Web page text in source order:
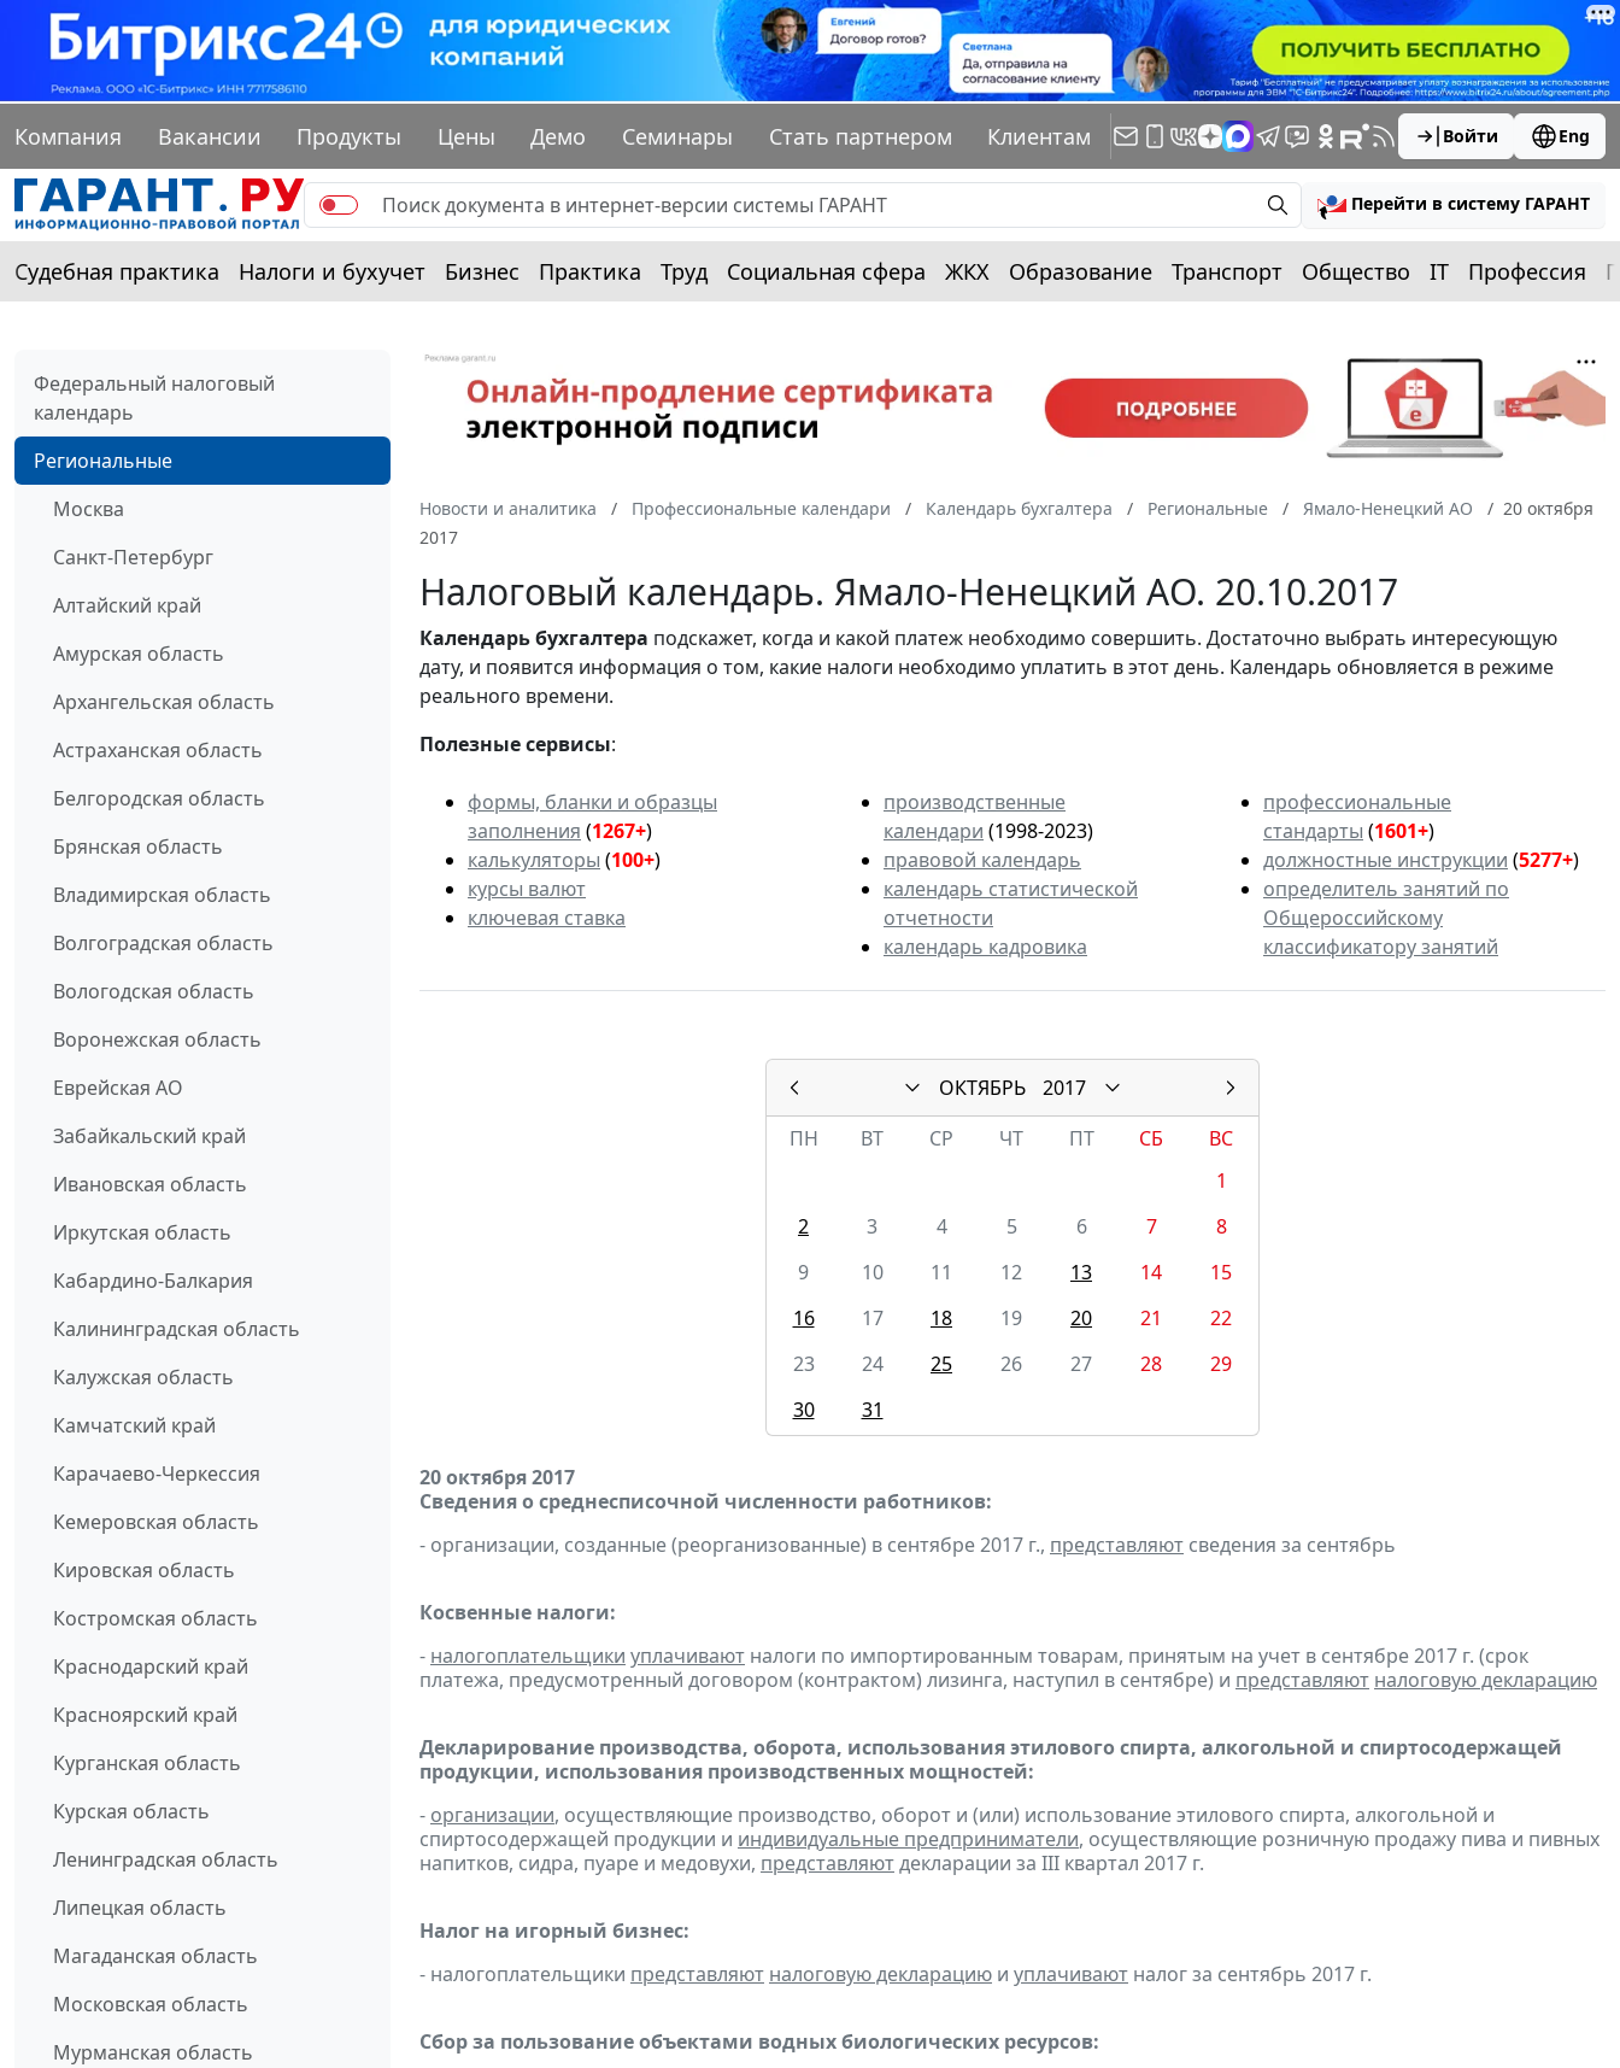
Компания Вакансии Продукты Цены Демо Семинары Стать партнером Клиентам Войти Eng
Перейти в систему ГАРАНТ
Судебная практика Налоги и бухучет Бизнес Практика Труд Социальная сфера ЖКХ Образование Транспорт Общество IT Профессия
Федеральный налоговый
календарь
Региональные
Москва
Санкт-Петербург
Алтайский край
Амурская область
Архангельская область
Астраханская область
Белгородская область
Брянская область
Владимирская область
Волгоградская область
Вологодская область
Воронежская область
Еврейская АО
Забайкальский край
Ивановская область
Иркутская область
Кабардино-Балкария
Калининградская область
Калужская область
Камчатский край
Карачаево-Черкессия
Кемеровская область
Кировская область
Костромская область
Краснодарский край
Красноярский край
Курганская область
Курская область
Ленинградская область
Липецкая область
Магаданская область
Московская область
Мурманская область
Новости и аналитика Профессиональные календари Календарь бухгалтера Региональные Ямало-Ненецкий АО
20 октября
2017
Налоговый календарь. Ямало-Ненецкий АО. 20.10.2017
Календарьбухгалтера подскажет, когда и какой платеж необходимо совершить. Достаточно выбрать интересующую
дату, и появится информация о том, какие налоги необходимо уплатить в этот день. Календарь обновляется в режиме
реального времени.
Полезные сервисы:
формы, бланки и образцы
заполнения (1267+)
калькуляторы (100+)
курсы валют
ключевая ставка
производственные
календари (1998-2023)
правовой календарь
календарь статистической
отчетности
календарь кадровика
профессиональные
стандарты (1601+)
должностные инструкции (5277+)
определитель занятий по
Общероссийскому
классификатору занятий
ОКТЯБРЬ
2017
ПН
ВТ СР ЧТ ПТ СБ
ВС
1
2
3 4 5 6 7
8
9
10 11 12 13 14
15
16
17 18 19 20 21
22
23
24 25 26 27 28
29
30
31
20 октября 2017
Сведения о среднесписочной численности работников:
- организации, созданные (реорганизованные) в сентябре 2017 г., представляют сведения за сентябрь
Косвенные налоги:
- налогоплательщики уплачивают налоги по импортированным товарам, принятым на учет в сентябре 2017 г. (срок
платежа, предусмотренный договором (контрактом) лизинга, наступил в сентябре) и представляют налоговую декларацию
Декларирование производства, оборота, использования этилового спирта, алкогольной и спиртосодержащей
продукции, использования производственных мощностей:
- организации, осуществляющие производство, оборот и (или) использование этилового спирта, алкогольной и
спиртосодержащей продукции и индивидуальные предприниматели, осуществляющие розничную продажу пива и пивных
напитков, сидра, пуаре и медовухи, представляютдекларации за III квартал 2017 г.
Налог на игорный бизнес:
- налогоплательщики представляют налоговую декларацию и уплачивают налог за сентябрь 2017 г.
Сбор за пользование объектами водных биологических ресурсов: